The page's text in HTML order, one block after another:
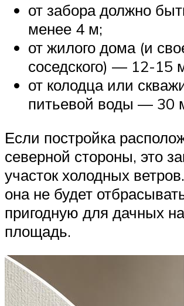
от забора должно
менее 4 м;
от жилого дома (и
соседского) — 12-15
от колодца или
питьевой воды — 30
Если постройка
северной стороны, это
участок холодных
она не будет
пригодную для дачных
площадь.